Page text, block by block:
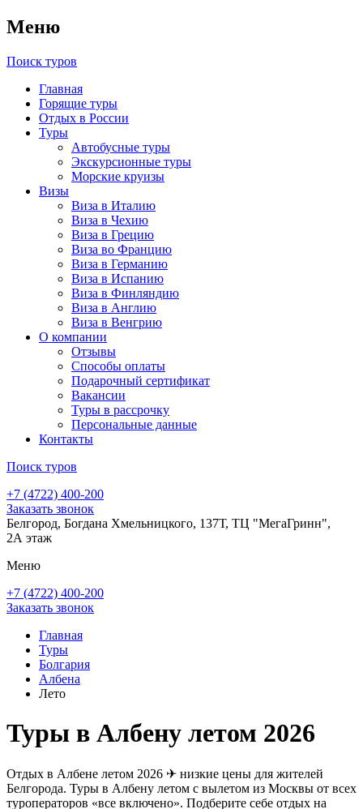
Меню
Поиск туров
Главная
Горящие туры
Отдых в России
Туры
Автобусные туры
Экскурсионные туры
Морские круизы
Визы
Виза в Италию
Виза в Чехию
Виза в Грецию
Виза во Францию
Виза в Германию
Виза в Испанию
Виза в Финляндию
Виза в Англию
Виза в Венгрию
О компании
Отзывы
Способы оплаты
Подарочный сертификат
Вакансии
Туры в рассрочку
Персональные данные
Контакты
Поиск туров
+7 (4722) 400-200
Заказать звонок
Белгород, Богдана Хмельницкого, 137Т, ТЦ "МегаГринн",
2А этаж
Меню
+7 (4722) 400-200
Заказать звонок
Главная
Туры
Болгария
Албена
Лето
Туры в Албену летом 2026
Отдых в Албене летом 2026 ✈ низкие цены для жителей
Белгорода. Туры в Албену летом с вылетом из Москвы от всех
туроператоров «все включено». Подберите себе отдых на